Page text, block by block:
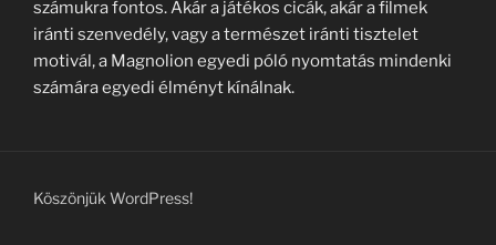
számukra fontos. Akár a játékos cicák, akár a filmek
iránti szenvedély, vagy a természet iránti tisztelet
motivál, a Magnolion egyedi póló nyomtatás mindenki
számára egyedi élményt kínálnak.
Köszönjük WordPress!